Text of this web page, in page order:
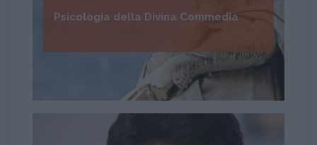
Psicologia della Divina Commedia